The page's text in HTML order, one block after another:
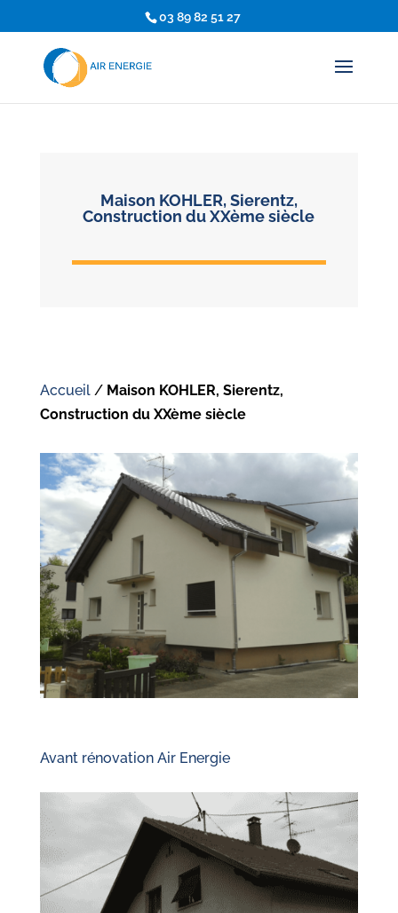
03 89 82 51 27
Maison KOHLER, Sierentz,
Construction du XXème siècle
Accueil/ Maison KOHLER, Sierentz,
Construction du XXème siècle
Avant rénovation Air Energie